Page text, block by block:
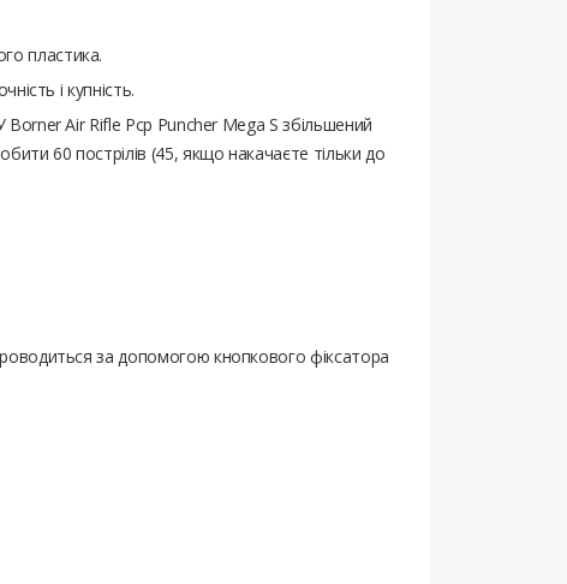
пластика.
і купність.
Borner Air Rifle Pcp Puncher Mega S збільшений
60 пострілів (45, якщо накачаєте тільки до
за допомогою кнопкового фіксатора